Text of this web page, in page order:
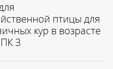
птицы для
кур в возрасте
3